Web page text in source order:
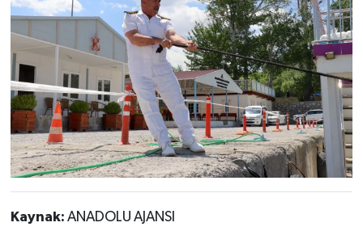
Kaynak: ANADOLU AJANSI